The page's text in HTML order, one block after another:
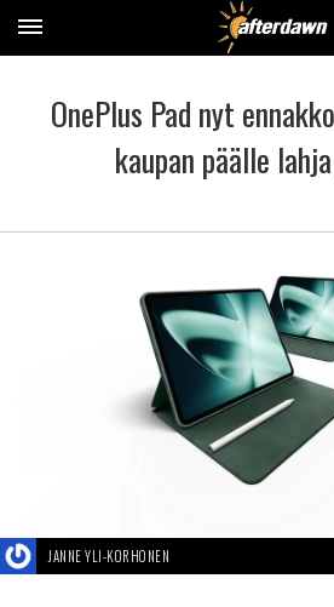
OnePlus Pad nyt
kaupan päälle
JANNE YLI-KORHONEN